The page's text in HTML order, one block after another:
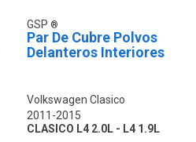
GSP
Par De Cubre Polvos
Delanteros Interiores
Volkswagen Clasico
2011-2015
CLASICO L4 2.0L - L4 1.9L